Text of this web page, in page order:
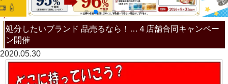
処分したいブランド 品売るなら！…４店舗合同キャンペー
ン開催
2020.05.30